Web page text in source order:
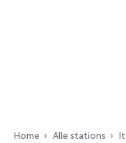
Home Alle stations